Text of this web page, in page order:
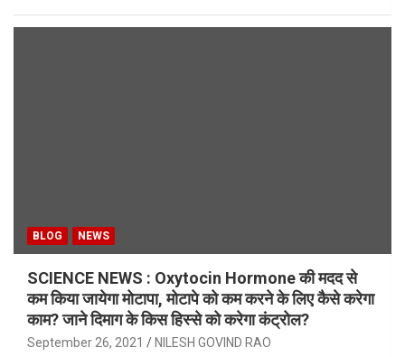
BLOG NEWS
SCIENCE NEWS : Oxytocin Hormone की मदद से
कम किया जायेगा मोटापा, मोटापे को कम करने के लिए कैसे करेगा
काम? जाने दिमाग के किस हिस्से को करेगा कंट्रोल?
September 26, 2021 NILESH GOVIND RAO